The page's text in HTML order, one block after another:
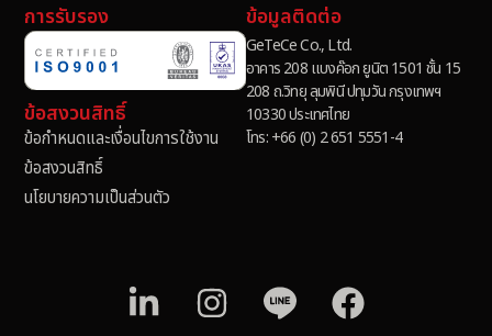
การรับรอง
ข้อสงวนสิทธิ์
ข้อกำหนดและเงื่อนไขการใช้งาน
ข้อสงวนสิทธิ์
นโยบายความเป็นส่วนตัว
ข้อมูลติดต่อ
GeTeCe Co., Ltd.
อาคาร 208 แบงค๊อก ยูนิต 1501 ชั้น 15
208 ถ.วิทยุ ลุมพินี ปทุมวัน กรุงเทพฯ
10330 ประเทศไทย
โทร: +66 (0) 2 651 5551-4